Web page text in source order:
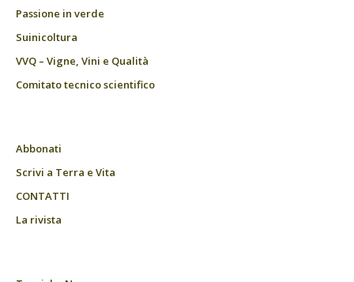
Passione in verde
Suinicoltura
VVQ – Vigne, Vini e Qualità
Comitato tecnico scientifico
Abbonati
Scrivi a Terra e Vita
CONTATTI
La rivista